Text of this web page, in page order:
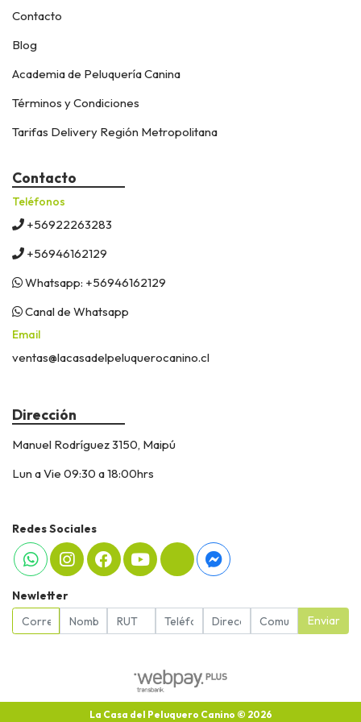
Contacto
Blog
Academia de Peluquería Canina
Términos y Condiciones
Tarifas Delivery Región Metropolitana
Contacto
Teléfonos
+56922263283
+56946162129
Whatsapp: +56946162129
Canal de Whatsapp
Email
ventas@lacasadelpeluquerocanino.cl
Dirección
Manuel Rodríguez 3150, Maipú
Lun a Vie 09:30 a 18:00hrs
Redes Sociales
Newletter
Enviar
La Casa del Peluquero Canino © 2026